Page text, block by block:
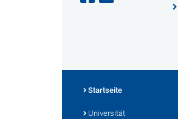
Startseite
Universität